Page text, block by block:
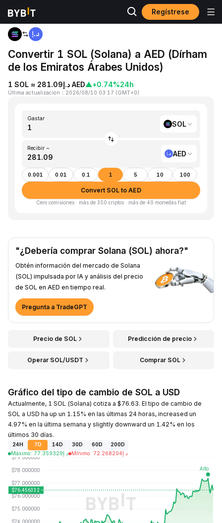
Regístrese
Inicio SOL to AED
Convertir 1 SOL (Solana) a AED (Dírham
de los Emiratos Árabes Unidos)
1 SOL ≈ د.إ281.09 AED▲+0.74%24h
Última actualización ： 2026/08/10 03:17 (GMT+0)
Gastar
SOL
Recibir ~
AED
0.001 0.01 0.1 1 5 10 100
Convert SOL to AED
Cero comisiones · más de 350 criptos · más de 40 monedas fiat
"¿Debería comprar Solana (SOL) ahora?"
Obtén información del mercado de Solana
(SOL) impulsada por IA y análisis del precio
de SOL en AED en tiempo real.
Pregunta a TradeGPT
Precio de SOL Predicción de precio
Operar SOL/USDT Comprar SOL
Gráfico del tipo de cambio de SOL a USD
Actualmente, 1 SOL (Solana) cotiza a $76.63. El tipo de cambio de
SOL a USD ha up un 1.15% en las últimas 24 horas, increased un
4.97% en la última semana y slightly downward un 1.42% en los
últimos 30 días.
24H 7D 14D 30D 60D
200D
Máximo: د.إ77.359329 Mínimo: د.إ72.268204